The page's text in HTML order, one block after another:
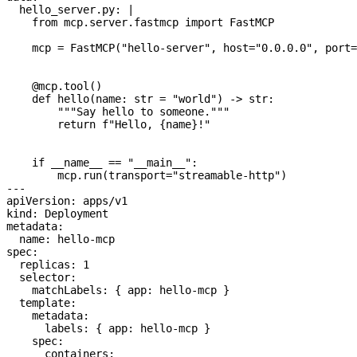
  hello_server.py: |
    from mcp.server.fastmcp import FastMCP
mcp = FastMCP("hello-server", host="0.0.0.0",
    @mcp.tool()
    def hello(name: str = "world") -> str:
        """Say hello to someone."""
        return f"Hello, {name}!"
    if __name__ == "__main__":
        mcp.run(transport="streamable-http")
---
apiVersion: apps/v1
kind: Deployment
metadata:
  name: hello-mcp
spec:
  replicas: 1
  selector:
    matchLabels: { app: hello-mcp }
  template:
    metadata:
      labels: { app: hello-mcp }
    spec:
      containers: